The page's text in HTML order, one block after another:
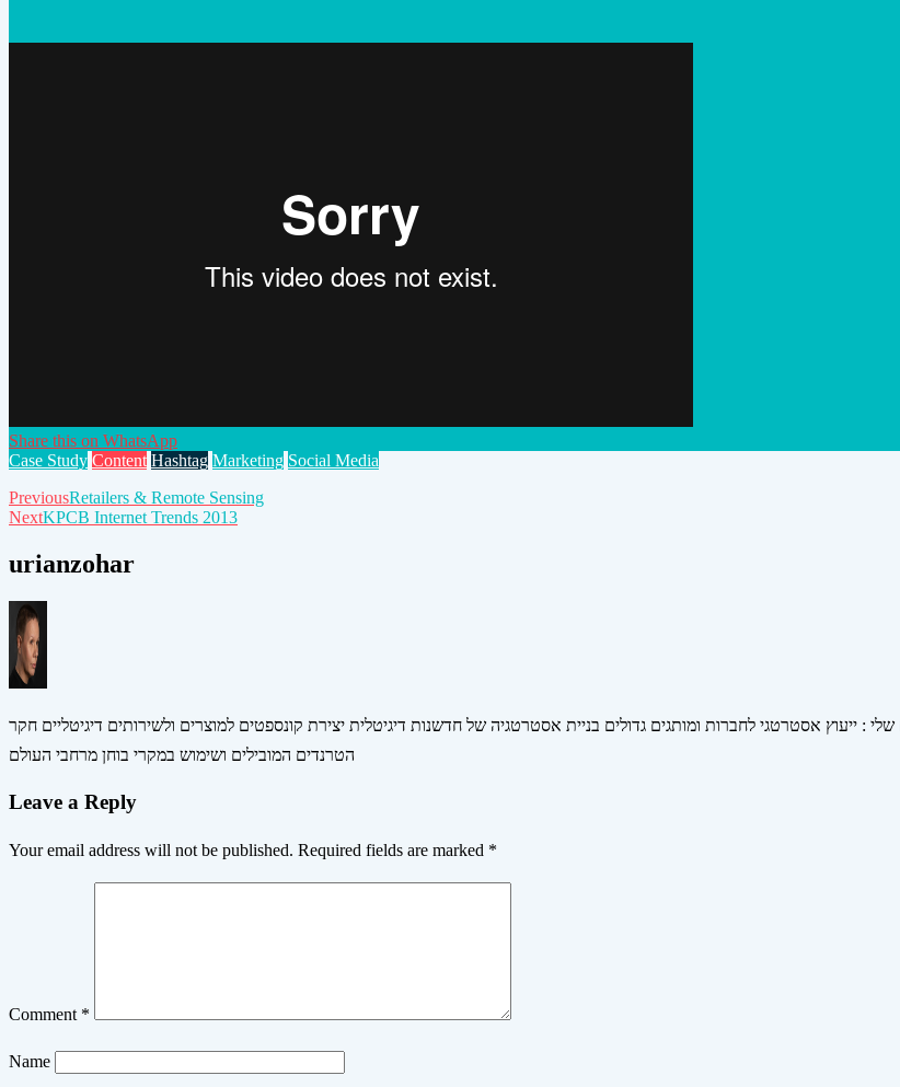
Share this on WhatsApp
Case Study Content Hashtag Marketing Social Media
Post
navigation
PreviousRetailers & Remote Sensing
NextKPCB Internet Trends 2013
urianzohar
: ייעוץ אסטרטגי לחברות ומותגים גדולים בניית אסטרטגיה של חדשנות דיגיטלית יצירת קונספטים למוצרים ולשירותים דיגיטליים חקר
הטרנדים המובילים ושימוש במקרי בוחן מרחבי העולם
Leave a Reply
Your email address will not be published. Required fields are marked *
Comment *
Name